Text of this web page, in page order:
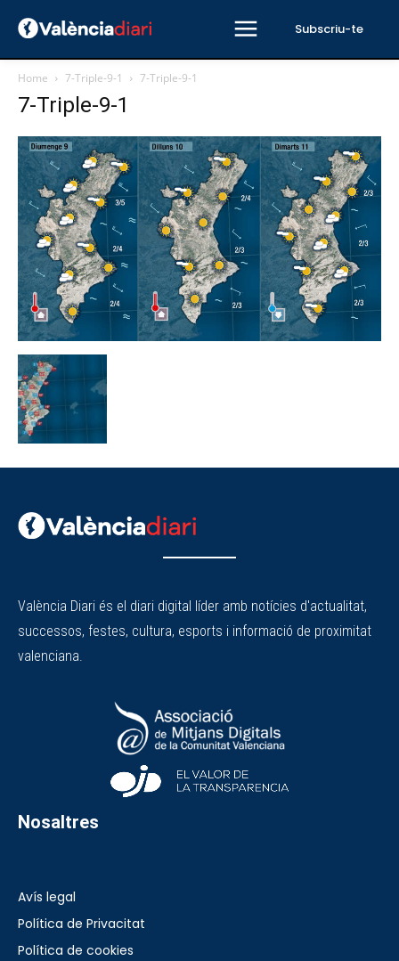
Subscriu-te
Home 7-Triple-9-1 7-Triple-9-1
7-Triple-9-1
València Diari és el diari digital líder amb notícies d'actualitat,
successos, festes, cultura, esports i informació de proximitat
valenciana.
Nosaltres
Avís legal
Política de Privacitat
Política de cookies